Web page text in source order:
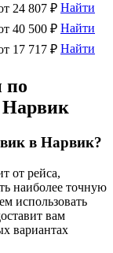
24 807 ₽ Найти
40 500 ₽ Найти
17 717 ₽ Найти
по
в Нарвик?
от рейса,
наиболее точную
использовать
вам
вариантах